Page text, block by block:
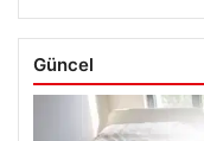
Güncel